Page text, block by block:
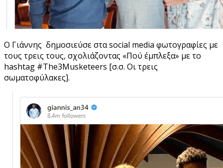
Ο Γιάννης δημοσιεύσε στα social media φωτογραφίες με
τους τρεις τους, σχολιάζοντας «Πού έμπλεξα» με το
hashtag #The3Musketeers [σ.σ. Οι τρεις
σωματοφύλακες].